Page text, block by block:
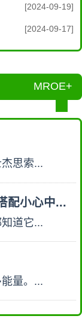
[2024-09-19]
[2024-09-17]
MROE+
思索...
配小心中...
道它...
量。...